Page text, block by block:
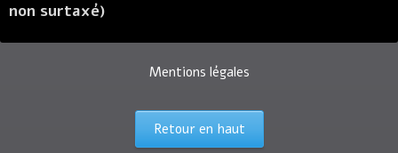
non surtaxé)
Mentions légales
Retour en haut